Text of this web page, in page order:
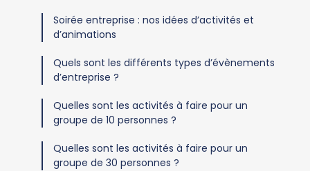
Soirée entreprise : nos idées d’activités et
d’animations
Quels sont les différents types d’évènements
d’entreprise ?
Quelles sont les activités à faire pour un
groupe de 10 personnes ?
Quelles sont les activités à faire pour un
groupe de 30 personnes ?